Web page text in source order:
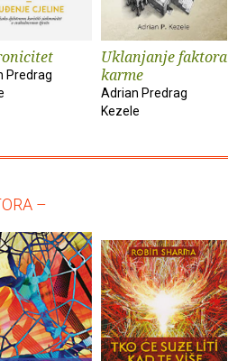
Predrag
Uklanjanje faktora
karme
Adrian Predrag
Kezele
–